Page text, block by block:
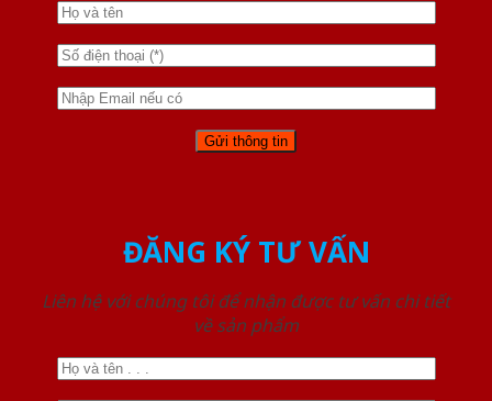
ĐĂNG KÝ TƯ VẤN
Liên hệ với chúng tôi để nhận được tư vấn chi tiết
về sản phẩm